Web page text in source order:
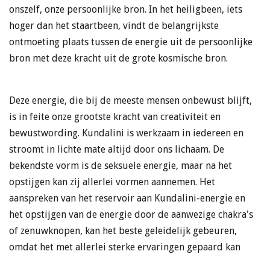
onszelf, onze persoonlijke bron. In het heiligbeen, iets
hoger dan het staartbeen, vindt de belangrijkste
ontmoeting plaats tussen de energie uit de persoonlijke
bron met deze kracht uit de grote kosmische bron.
Deze energie, die bij de meeste mensen onbewust blijft,
is in feite onze grootste kracht van creativiteit en
bewustwording. Kundalini is werkzaam in iedereen en
stroomt in lichte mate altijd door ons lichaam. De
bekendste vorm is de seksuele energie, maar na het
opstijgen kan zij allerlei vormen aannemen. Het
aanspreken van het reservoir aan Kundalini-energie en
het opstijgen van de energie door de aanwezige chakra's
of zenuwknopen, kan het beste geleidelijk gebeuren,
omdat het met allerlei sterke ervaringen gepaard kan